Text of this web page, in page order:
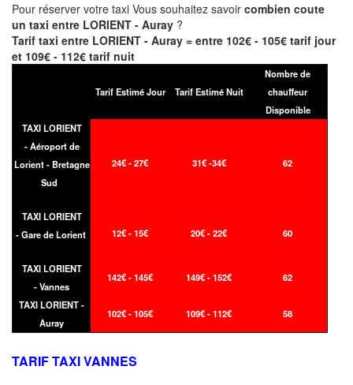
Pour réserver votre taxi Vous souhaitez savoir combien coute
un taxi entre LORIENT - Auray ?
Tarif taxi entre LORIENT - Auray = entre 102€ - 105€ tarif jour
et 109€ - 112€ tarif nuit
Tarif Estimé Jour Tarif Estimé Nuit
Nombre de
chauffeur
Disponible
TAXI LORIENT
- Aéroport de
Lorient - Bretagne
Sud
24€ - 27€ 31€ -34€ 62
TAXI LORIENT
- Gare de Lorient
12€ - 15€ 20€ - 22€ 60
TAXI LORIENT
- Vannes
142€ - 145€ 149€ - 152€ 62
TAXI LORIENT -
Auray
102€ - 105€ 109€ - 112€ 58
TARIF TAXI VANNES